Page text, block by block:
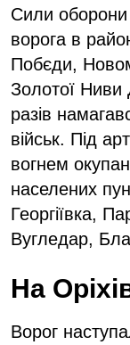
Сили
ворога в
Побєди,
Золотої Ниви
разів
військ. Під
вогнем
населених
Георгіївка,
Вугледар,
На
Ворог